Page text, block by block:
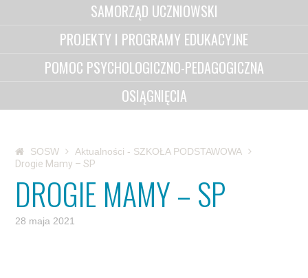
SAMORZĄD UCZNIOWSKI
PROJEKTY I PROGRAMY EDUKACYJNE
POMOC PSYCHOLOGICZNO-PEDAGOGICZNA
OSIĄGNIĘCIA
SOSW
Aktualności - SZKOŁA PODSTAWOWA
Drogie Mamy – SP
DROGIE MAMY – SP
28 maja 2021